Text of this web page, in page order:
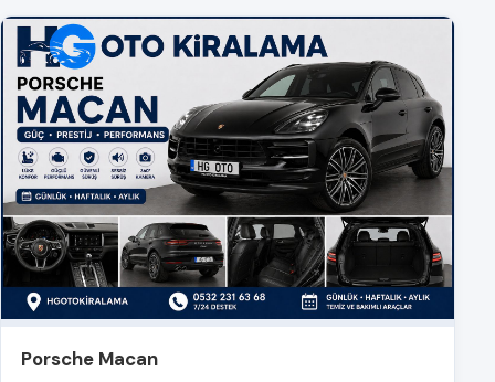
Porsche Macan